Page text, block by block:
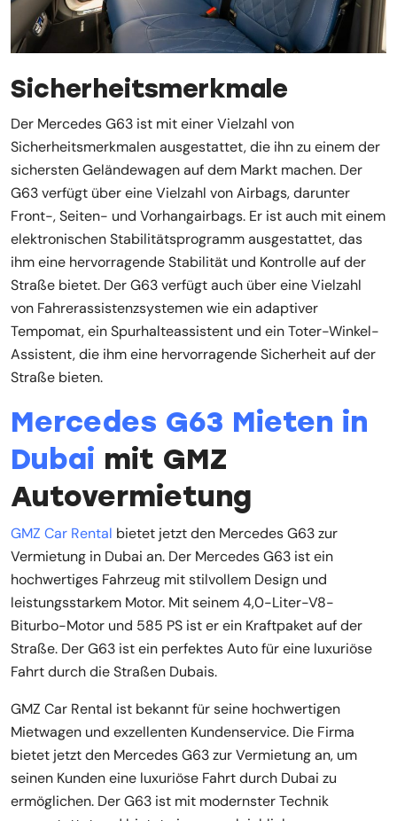
Sicherheitsmerkmale
Der Mercedes G63 ist mit einer Vielzahl von
Sicherheitsmerkmalen ausgestattet, die ihn zu einem der
sichersten Geländewagen auf dem Markt machen. Der
G63 verfügt über eine Vielzahl von Airbags, darunter
Front-, Seiten- und Vorhangairbags. Er ist auch mit einem
elektronischen Stabilitätsprogramm ausgestattet, das
ihm eine hervorragende Stabilität und Kontrolle auf der
Straße bietet. Der G63 verfügt auch über eine Vielzahl
von Fahrerassistenzsystemen wie ein adaptiver
Tempomat, ein Spurhalteassistent und ein Toter-Winkel-
Assistent, die ihm eine hervorragende Sicherheit auf der
Straße bieten.
Mercedes G63 Mieten in
Dubai mit GMZ
Autovermietung
GMZ Car Rental bietet jetzt den Mercedes G63 zur
Vermietung in Dubai an. Der Mercedes G63 ist ein
hochwertiges Fahrzeug mit stilvollem Design und
leistungsstarkem Motor. Mit seinem 4,0-Liter-V8-
Biturbo-Motor und 585 PS ist er ein Kraftpaket auf der
Straße. Der G63 ist ein perfektes Auto für eine luxuriöse
Fahrt durch die Straßen Dubais.
GMZ Car Rental ist bekannt für seine hochwertigen
Mietwagen und exzellenten Kundenservice. Die Firma
bietet jetzt den Mercedes G63 zur Vermietung an, um
seinen Kunden eine luxuriöse Fahrt durch Dubai zu
ermöglichen. Der G63 ist mit modernster Technik